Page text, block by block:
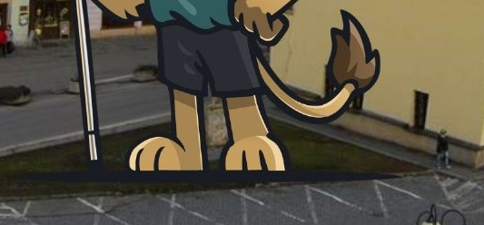
Kdo ovládl produktivitu?
2026
| Postup je doma! Hradec si předkolo play-off
v Olomouci